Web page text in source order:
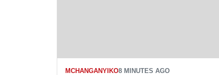
MCHANGANYIKO8 MINUTES AGO